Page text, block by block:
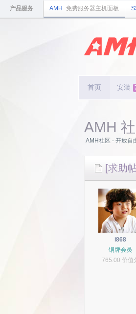
产品服务 AMH 免费服务器主机面板
首页 安装
AMH
AMH社区 - 开放自
[求助
i868
铜牌会员
765.00 价值